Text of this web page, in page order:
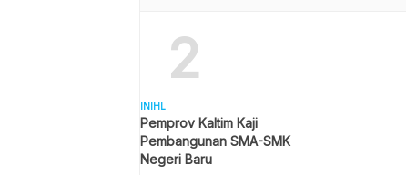
2
INIHL
Pemprov Kaltim Kaji
Pembangunan SMA-SMK
Negeri Baru